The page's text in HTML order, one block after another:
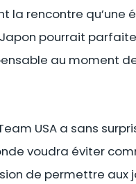
la rencontre qu’une
Japon pourrait
au moment
USA a sans
voudra éviter
de permettre aux